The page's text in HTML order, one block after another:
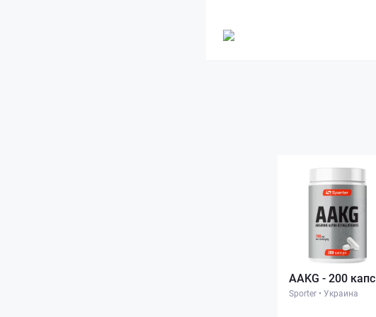
AAKG - 200 капс
Sporter • Украина